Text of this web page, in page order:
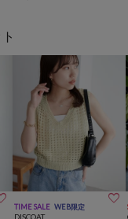
TIME SALE WEB限定 
DISCOAT